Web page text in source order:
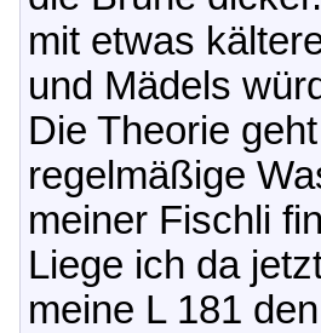
mit etwas
und Mädels
Die Theorie
regelmäßige
meiner Fischli
Liege ich da
meine L 181